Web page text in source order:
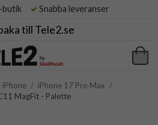
butik Snabba leveranser
till Tele2.se
iPhone / iPhone 17 Pro Max /
MagFit - Palette